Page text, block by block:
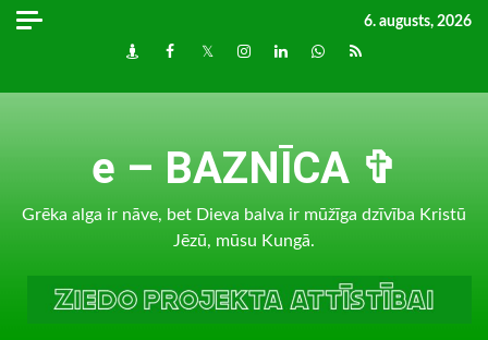
Skip
6. augusts, 2026
DraugiemFacebook
TwitterInstagram
LinkedInwhatsapp
RSS
e – BAZNĪCA ✞
Grēka alga ir nāve, bet Dieva balva ir mūžīga dzīvība Kristū
Jēzū, mūsu Kungā.